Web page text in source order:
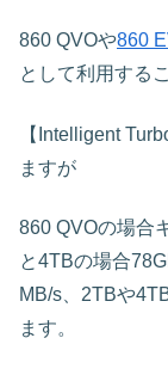
860 QVOや860
として利用する
【Intelligent
ますが
860 QVOの場合
と4TBの場合
MB/s、2TBや
ます。